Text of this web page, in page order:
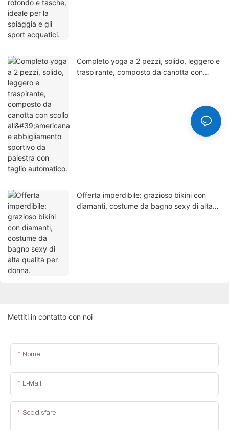
Completo yoga a 2 pezzi, solido, leggero e
traspirante, composto da canotta con
Offerta imperdibile: grazioso bikini con
diamanti, costume da bagno sexy di alta
Mettiti in contatto con noi
Nome
E-Mail
Soddisfare